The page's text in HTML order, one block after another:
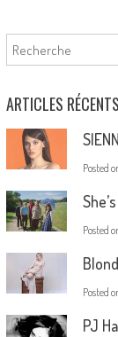
Rechercher
ARTICLES RÉCENTS
Posted
Posted
Posted
PJ